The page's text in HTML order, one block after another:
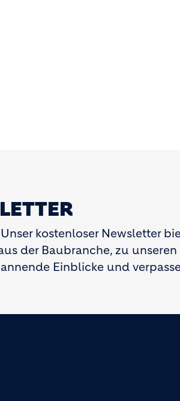
kostenloser Newsletter
der Baubranche, zu unseren
Einblicke und